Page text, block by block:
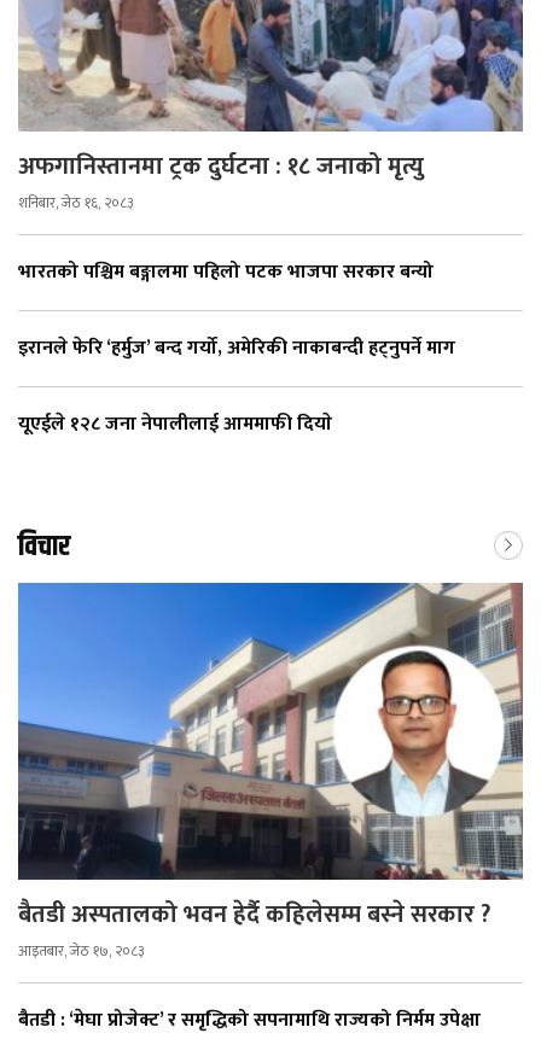
अफगानिस्तानमा ट्रक दुर्घटना : १८ जनाको मृत्यु
शनिबार, जेठ १६, २०८३
भारतको पश्चिम बङ्गालमा पहिलो पटक भाजपा सरकार बन्यो
इरानले फेरि ‘हर्मुज’ बन्द गर्यो, अमेरिकी नाकाबन्दी हट्नुपर्ने माग
यूएईले १२८ जना नेपालीलाई आममाफी दियाे
विचार
बैतडी अस्पतालको भवन हेर्दै कहिलेसम्म बस्ने सरकार ?
आइतबार, जेठ १७, २०८३
बैतडी : ‘मेघा प्रोजेक्ट’ र समृद्धिको सपनामाथि राज्यको निर्मम उपेक्षा